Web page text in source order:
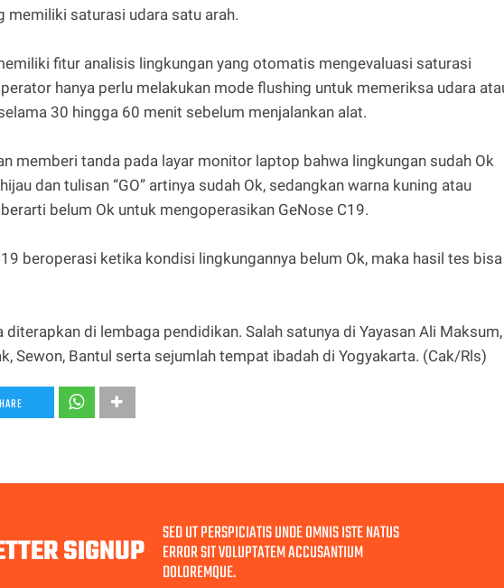
memiliki saturasi udara satu arah.
fitur analisis lingkungan yang otomatis mengevaluasi saturasi
hanya perlu melakukan mode flushing untuk memeriksa udara
30 hingga 60 menit sebelum menjalankan alat.
memberi tanda pada layar monitor laptop bahwa lingkungan sudah Ok
dan tulisan “GO” artinya sudah Ok, sedangkan warna kuning atau
belum Ok untuk mengoperasikan GeNose C19.
beroperasi ketika kondisi lingkungannya belum Ok, maka hasil tes bisa
diterapkan di lembaga pendidikan. Salah satunya di Yayasan Ali Maksum,
Sewon, Bantul serta sejumlah tempat ibadah di Yogyakarta. (Cak/Rls)
SIGNUP SED UT PERSPICIATIS UNDE OMNIS ISTE NATUS
ERROR SIT VOLUPTATEM ACCUSANTIUM
DOLOREMQUE.